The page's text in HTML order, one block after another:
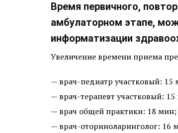
Время первичного,
амбулаторном этапе,
информатизации
Увеличение времени приема
— врач-педиатр участковый: 15
— врач-терапевт участковый:
— врач общей практики: 18 мин;
— врач-оториноларинголог: 16